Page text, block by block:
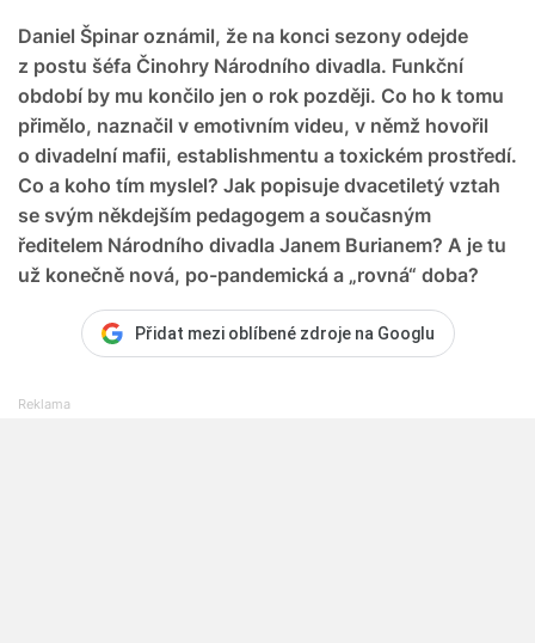
Daniel Špinar oznámil, že na konci sezony odejde
z postu šéfa Činohry Národního divadla. Funkční
období by mu končilo jen o rok později. Co ho k tomu
přimělo, naznačil v emotivním videu, v němž hovořil
o divadelní mafii, establishmentu a toxickém prostředí.
Co a koho tím myslel? Jak popisuje dvacetiletý vztah
se svým někdejším pedagogem a současným
ředitelem Národního divadla Janem Burianem? A je tu
už konečně nová, po-pandemická a „rovná“ doba?
Přidat mezi oblíbené zdroje na Googlu